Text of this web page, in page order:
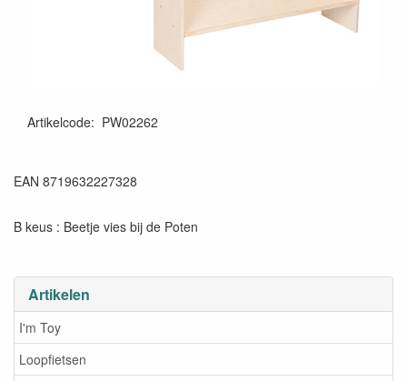
Artikelen
I'm Toy
Loopfietsen
Artikelcode: PW02262
EAN 8719632227328
B keus : Beetje vies bij de Poten